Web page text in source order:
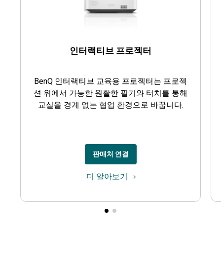
인터랙티브 프로젝터
BenQ 인터랙티브 교육용 프로젝터는 프로젝
션 위에서 가능한 원활한 필기와 터치를 통해
교실을 경계 없는 협업 환경으로 바꿉니다.
판매처 연결
더 알아보기